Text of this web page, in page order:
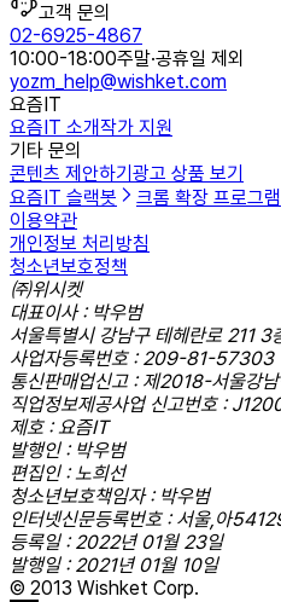
고객 문의
02-6925-4867
10:00-18:00주말·공휴일 제외
yozm_help@wishket.com
요즘IT
요즘IT 소개작가 지원
기타 문의
콘텐츠 제안하기광고 상품 보기
요즘IT 슬랙봇
크롬 확장 프로그램
이용약관
개인정보 처리방침
청소년보호정책
㈜위시켓
대표이사 : 박우범
서울특별시 강남구 테헤란로 211 3
사업자등록번호 : 209-81-57303
통신판매업신고 : 제2018-서울강
직업정보제공사업 신고번호 :
제호 : 요즘IT
발행인 : 박우범
편집인 : 노희선
청소년보호책임자 : 박우범
인터넷신문등록번호 : 서울,아
등록일 : 2022년 01월 23일
발행일 : 2021년 01월 10일
© 2013 Wishket Corp.